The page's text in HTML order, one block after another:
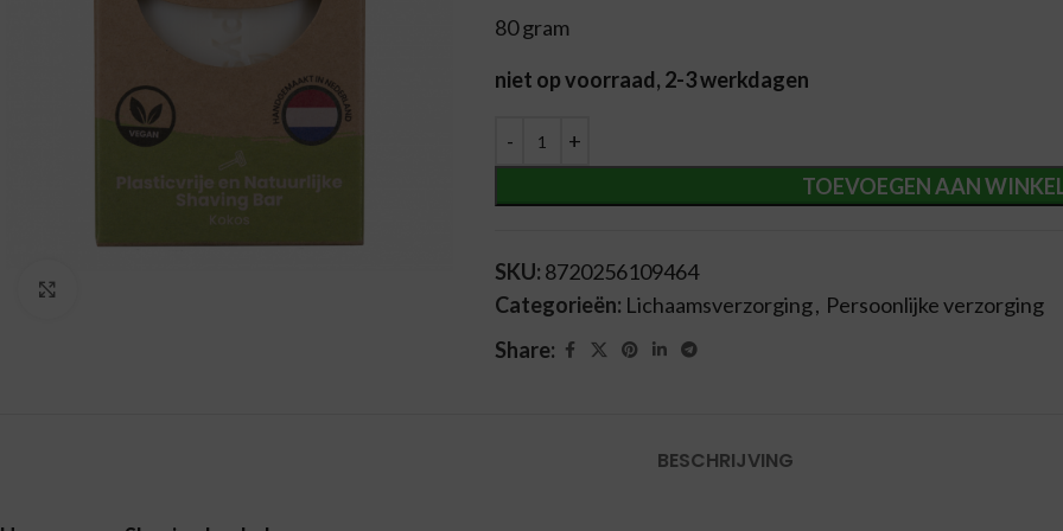
80 gram
niet op voorraad, 2-3 werkdagen
TOEVOEGEN AAN
Alternative:
SKU: 8720256109464
Categorieën: Lichaamsverzorging, Persoonlijke verzorging
Share:
BESCHRIJVING